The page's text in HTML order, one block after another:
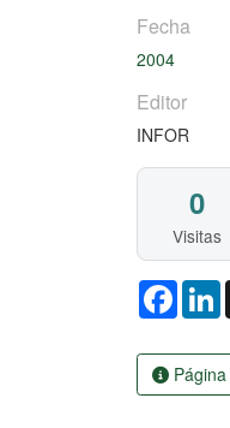
Fecha
2004
Editor
INFOR
0
Visitas